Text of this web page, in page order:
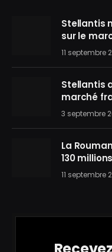
Stellantis
sur le
11 septembre
Stellantis
marché
3 septembre
La
130
11 septembre